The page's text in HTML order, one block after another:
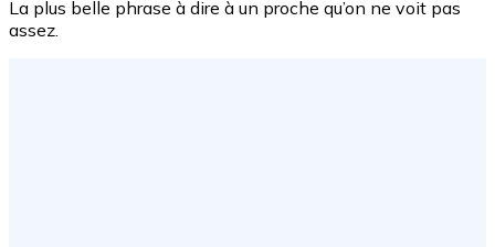
La plus belle phrase à dire à un proche qu’on ne voit pas
assez.